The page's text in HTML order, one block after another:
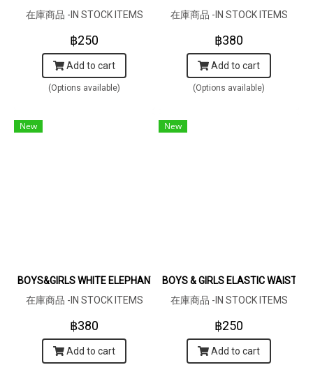
在庫商品 -IN STOCK ITEMS
฿250
Add to cart
(Options available)
在庫商品 -IN STOCK ITEMS
฿380
Add to cart
(Options available)
New
BOYS&GIRLS WHITE ELEPHANTS SHIRTS / 100% COTTON
在庫商品 -IN STOCK ITEMS
฿380
Add to cart
New
BOYS & GIRLS ELASTIC
在庫商品 -IN STOCK ITEMS
฿250
Add to cart